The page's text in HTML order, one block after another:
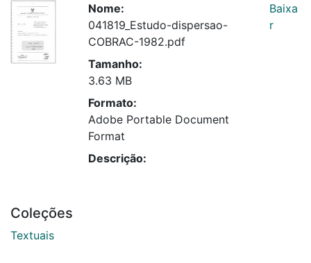
Nome:
041819_Estudo-dispersao-
COBRAC-1982.pdf
Tamanho:
3.63 MB
Formato:
Adobe Portable Document
Format
Descrição:
Baixa
r
Coleções
Textuais